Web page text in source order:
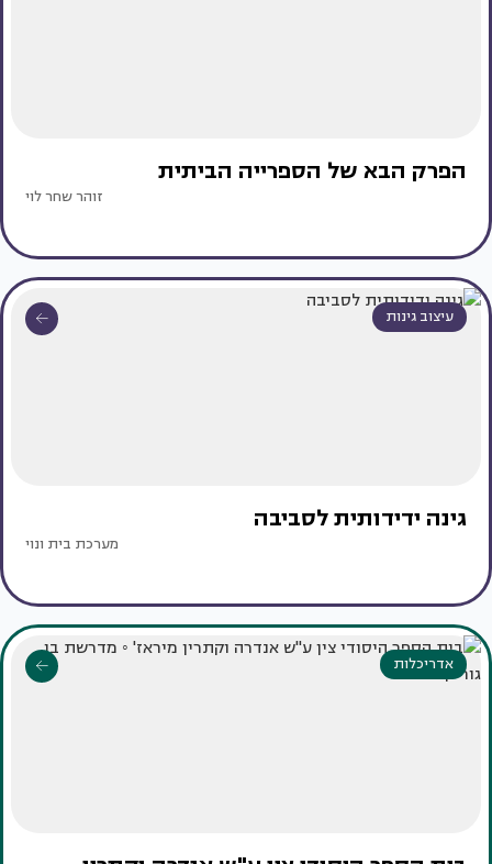
הפרק הבא של הספרייה הביתית
זוהר שחר לוי
עיצוב גינות
גינה ידידותית לסביבה
מערכת בית ונוי
אדריכלות